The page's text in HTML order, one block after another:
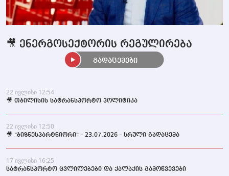
22 ივლისი 12:54
🎥 თბილისის სატრანსპორტო პოლიტიკა
22 ივლისი 12:50
🎥 "ბიზნესპარტნიორი" - 23.07.2026 - სრული გადაცემა
17 ივლისი 16:25
სატრანსპორტო ცვლილებები და ქალაქის გამოწვევები
🎥 ენერგოსექტორის რეგულირება
გადაცემები